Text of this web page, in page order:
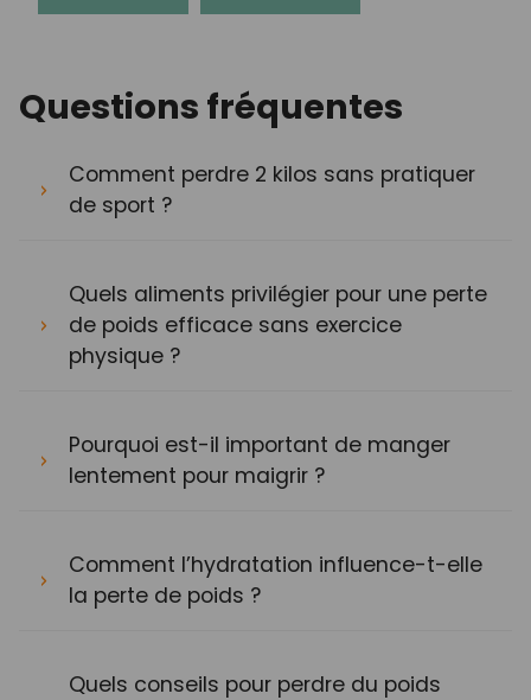
Questions fréquentes
Comment perdre 2 kilos sans pratiquer
de sport ?
Quels aliments privilégier pour une perte
de poids efficace sans exercice
physique ?
Pourquoi est-il important de manger
lentement pour maigrir ?
Comment l’hydratation influence-t-elle
la perte de poids ?
Quels conseils pour perdre du poids